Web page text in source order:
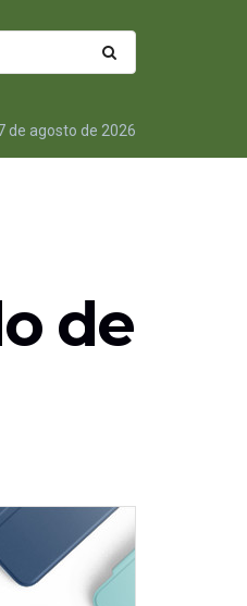
de agosto de 2026
de